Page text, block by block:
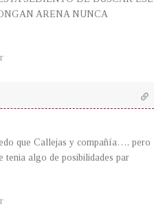
ARENA NUNCA
que Callejas y compañía…, pero
tenia algo de posibilidades par